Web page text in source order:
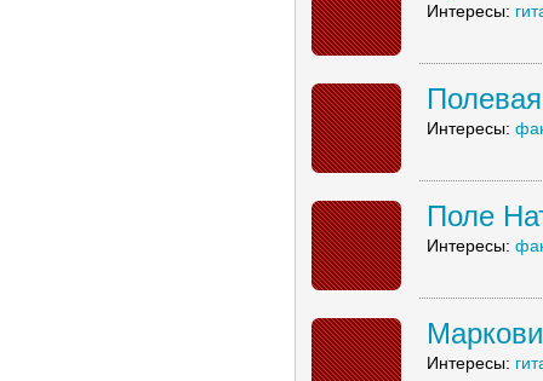
Интересы:
Интересы:
Поле
Интересы:
Интересы: